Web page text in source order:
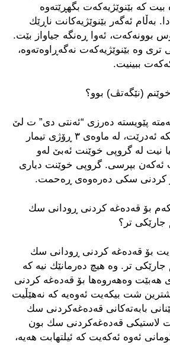
كه ‌بێنوێژیه‌كه‌ت بگهڕێته‌وه‌
تا ٦ هه‌فته‌دا. به‌ڵام ئه‌گه‌ر ‌بێنوێژیه‌كانت ناڕێك
بوونه‌كه‌ت، ئه‌وا ڕه‌نگه‌ جیاواز بێت.
وه‌ بێنوێژیه‌كه‌ت نه‌گه‌ڕاوه‌ته‌وه،
ببینیت‌.
پێویسته‌ ده‌رزی “ئه‌نتی دی” ت لێ
بدرێت، كه‌ له‌ ماسوولكه‌ ئه‌درێت، له‌ ماوه‌ی ٣ ڕۆژی تیمار
نیت له‌ گروپی خوێنت ئه‌بێ له‌و
ئه‌كه‌ن بپرسی. گروپی خوێنت دیاری
كردنی سكی ده‌ره‌وه‌ی ڕه‌حمت.
بیكه‌م بۆ قه‌ده‌غه‌ كردنی ڕودانی سك
تر؟
بۆ قه‌ده‌غه‌ كردنی ڕودانی سك
تر. وه‌ هیچ ده‌رمانێك نیه‌ كه‌
هه‌بێت وه‌هه‌روه‌ها بۆ قه‌ده‌غه‌ كردنی
شت بیكه‌یت ئه‌وه‌یه‌ كه‌ نه‌هێڵیت
بابه‌ته‌كانی قه‌ده‌غه‌كردنی سك
لاستیكی قه‌ده‌غه‌كردنی سك بون
ئه‌وه‌ ئه‌كه‌یت كه‌ ئیلتهابت هه‌یه‌،